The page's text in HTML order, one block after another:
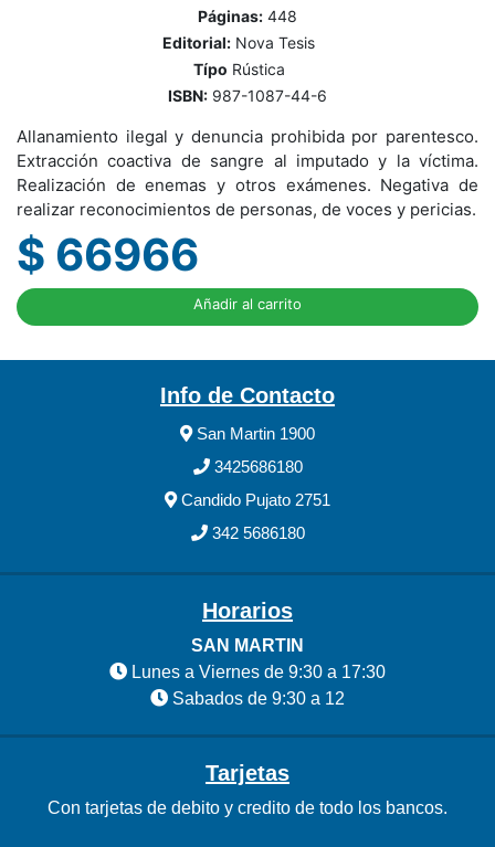
Páginas: 448
Editorial: Nova Tesis
Típo Rústica
ISBN: 987-1087-44-6
Allanamiento ilegal y denuncia prohibida por parentesco.
Extracción coactiva de sangre al imputado y la víctima.
Realización de enemas y otros exámenes. Negativa de
realizar reconocimientos de personas, de voces y pericias.
$ 66966
Añadir al carrito
Info de Contacto
San Martin 1900
3425686180
Candido Pujato 2751
342 5686180
Horarios
SAN MARTIN
Lunes a Viernes de 9:30 a 17:30
Sabados de 9:30 a 12
Tarjetas
Con tarjetas de debito y credito de todo los bancos.